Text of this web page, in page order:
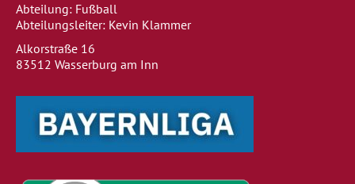
Abteilung: Fußball
Abteilungsleiter: Kevin Klammer
Alkorstraße 16
83512 Wasserburg am Inn